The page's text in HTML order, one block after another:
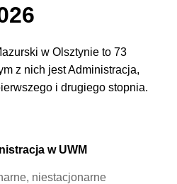
w Olsztynie to 73
z nich jest Administracja,
i drugiego stopnia.
w UWM
niestacjonarne